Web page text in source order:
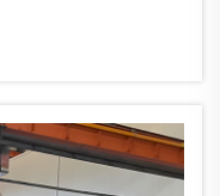
Sebelum
untuk
guna